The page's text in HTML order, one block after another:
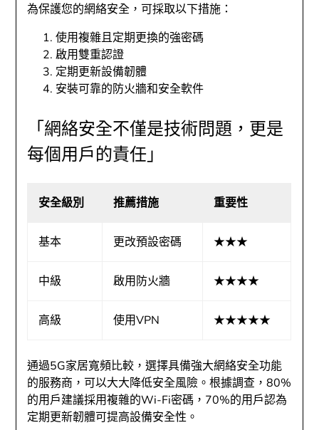
為保護您的網絡安全，可採取以下措施：
使用複雜且定期更換的強密碼
啟用雙重認證
定期更新設備韌體
安裝可靠的防火牆和安全軟件
「網絡安全不僅是技術問題，更是
每個用戶的責任」
安全級別 推薦措施 重要性
基本 更改預設密碼 ★★★
中級 啟用防火牆 ★★★★
高級 使用VPN ★★★★★
通過5G家居寬頻比較，選擇具備強大網絡安全功能
的服務商，可以大大降低安全風險。根據調查，80%
的用戶建議採用複雜的Wi-Fi密碼，70%的用戶認為
定期更新韌體可提高設備安全性。